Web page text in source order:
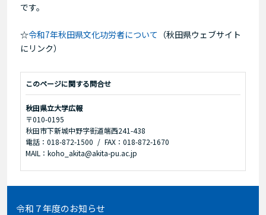
です。
☆令和7年秋田県文化功労者について （秋田県ウェブサイト
にリンク）
このページに関する問合せ
秋田県立大学広報
〒010-0195
秋田市下新城中野字街道端西241-438
電話：018-872-1500
FAX：018-872-1670
MAIL：koho_akita@akita-pu.ac.jp
令和７年度のお知らせ